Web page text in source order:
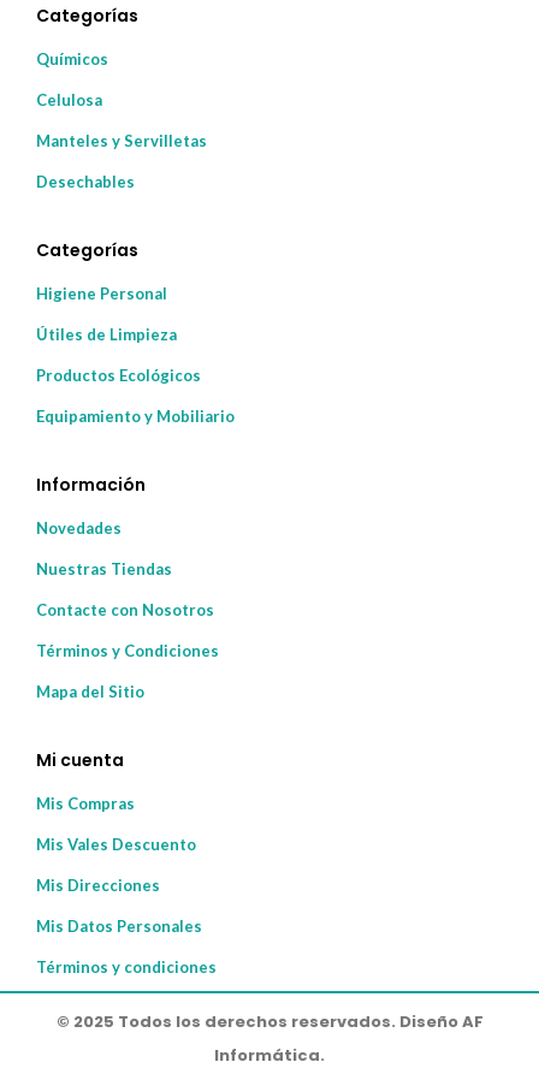
Categorías
Químicos
Celulosa
Manteles y Servilletas
Desechables
Categorías
Higiene Personal
Útiles de Limpieza
Productos Ecológicos
Equipamiento y Mobiliario
Información
Novedades
Nuestras Tiendas
Contacte con Nosotros
Términos y Condiciones
Mapa del Sitio
Mi cuenta
Mis Compras
Mis Vales Descuento
Mis Direcciones
Mis Datos Personales
Términos y condiciones
© 2025 Todos los derechos reservados. Diseño AF
Informática.